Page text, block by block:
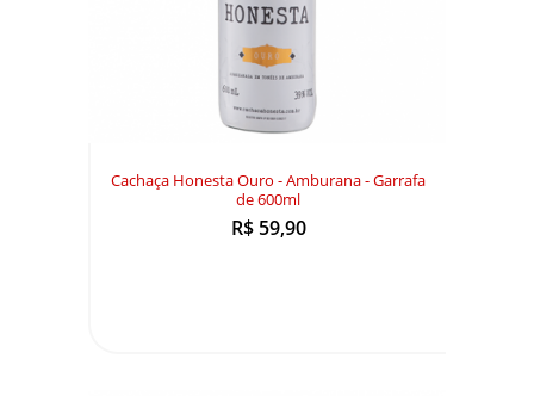
Cachaça Honesta Ouro - Amburana - Garrafa
de 600ml
R$ 59,90